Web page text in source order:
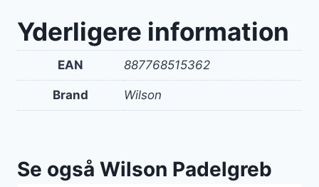
Yderligere information
EAN 887768515362
Brand Wilson
Se også Wilson Padelgreb